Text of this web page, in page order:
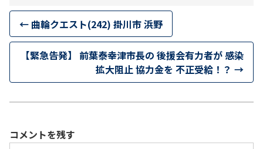
← 曲輪クエスト(242) 掛川市 浜野
【緊急告発】 前葉泰幸津市長の 後援会有力者が 感染
拡大阻止 協力金を 不正受給！？ →
コメントを残す